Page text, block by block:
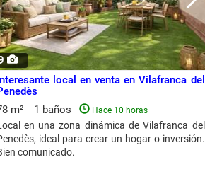
local en venta en Vilafranca del
m²
1 baños Hace 10 horas
en una zona dinámica de Vilafranca del
ideal para crear un hogar o inversión.
comunicado.